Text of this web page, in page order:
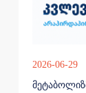
2026-06-29